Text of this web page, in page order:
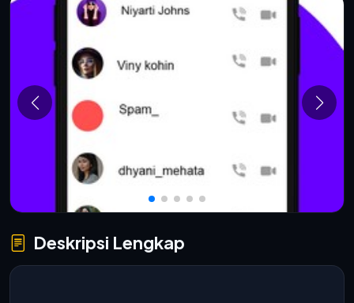
Deskripsi Lengkap